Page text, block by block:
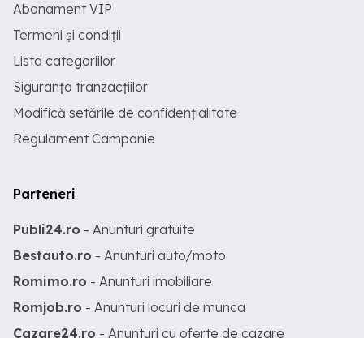
Abonament VIP
Termeni și condiții
Lista categoriilor
Siguranța tranzacțiilor
Modifică setările de confidențialitate
Regulament Campanie
Parteneri
Publi24.ro - Anunturi gratuite
Bestauto.ro - Anunturi auto/moto
Romimo.ro - Anunturi imobiliare
Romjob.ro - Anunturi locuri de munca
Cazare24.ro - Anunturi cu oferte de cazare